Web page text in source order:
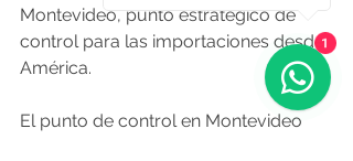
Montevideo, punto estratégico de
control para las importaciones desde
América.
El punto de control en Montevideo
1